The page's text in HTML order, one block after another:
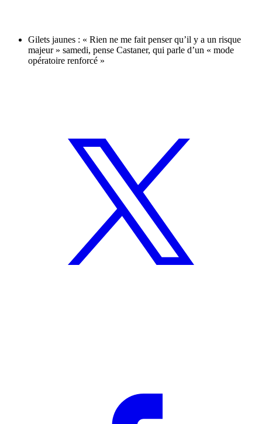
Gilets jaunes : « Rien ne me fait penser qu’il y a un risque
majeur » samedi, pense Castaner, qui parle d’un « mode
opératoire renforcé »